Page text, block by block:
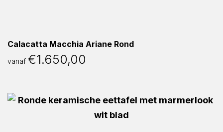
Calacatta Macchia Ariane Rond
vanaf €1.650,00